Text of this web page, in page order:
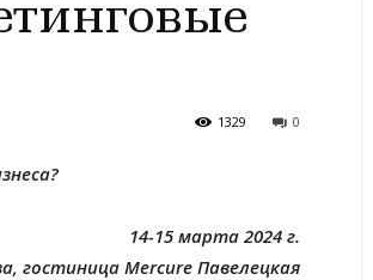
0
1329
14-15 марта 2024 г.
гостиница Mercure Павелецкая